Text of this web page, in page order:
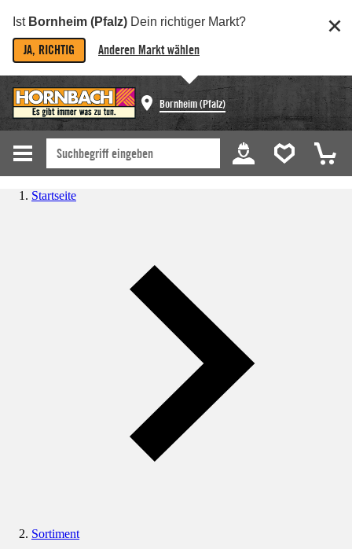
Ist Bornheim (Pfalz) Dein richtiger Markt?
JA, RICHTIG Anderen Markt wählen
Bornheim (Pfalz)
Startseite
Sortiment